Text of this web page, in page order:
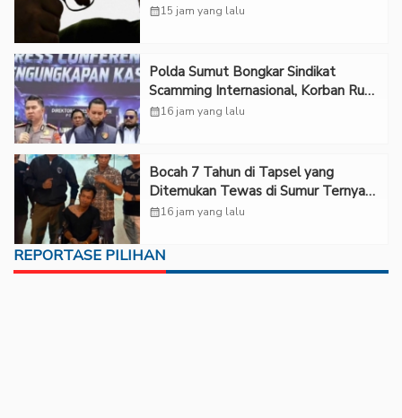
calendar_month15 jam yang lalu
Polda Sumut Bongkar Sindikat
Scamming Internasional, Korban Rugi
Rp6,7 Miliar
calendar_month16 jam yang lalu
Bocah 7 Tahun di Tapsel yang
Ditemukan Tewas di Sumur Ternyata
Korban Kekerasan Seksual
calendar_month16 jam yang lalu
REPORTASE PILIHAN